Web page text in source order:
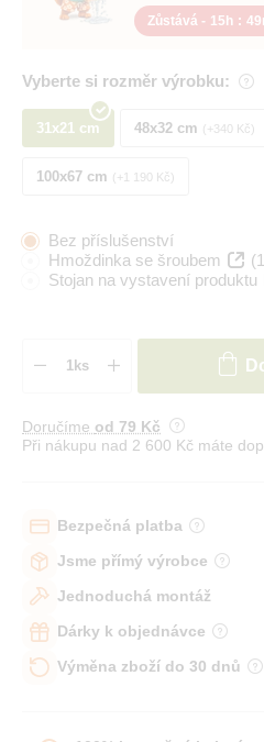
Zůstává - 15h :
Vyberte si rozměr výrobku:
31x21 cm 48x32 cm +340 Kč
100x67 cm +1 190 Kč
Bez příslušenství
Hmoždinka se šroubem
Stojan na vystavení produktu
Doručíme od 79 Kč
Při nákupu nad 2 600 Kč máte
Bezpečná platba
Jsme přímý výrobce
Jednoduchá montáž
Dárky k objednávce
Výměna zboží do 30 dnů